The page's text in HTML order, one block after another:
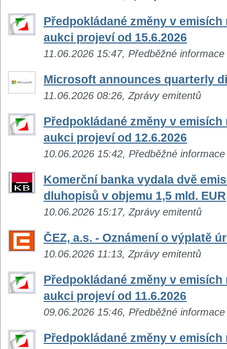
Předpokládané změny v emisích
aukci projeví od 15.6.2026
11.06.2026 15:47, Předběžné informace
Microsoft announces quarterly
11.06.2026 08:26, Zprávy emitentů
Předpokládané změny v emisích
aukci projeví od 12.6.2026
10.06.2026 15:42, Předběžné informace
Komerční banka vydala dvě
dluhopisů v objemu 1,5 mld. EUR
10.06.2026 15:17, Zprávy emitentů
ČEZ, a.s. - Oznámení o výplatě
10.06.2026 11:13, Zprávy emitentů
Předpokládané změny v emisích
aukci projeví od 11.6.2026
09.06.2026 15:46, Předběžné informace
Předpokládané změny v emisích